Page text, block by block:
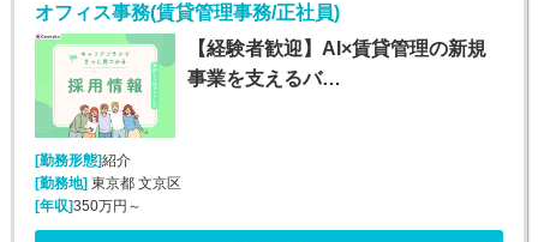
オフィス事務(賃貸管理事務/正社員)
【経験者歓迎】AI×賃貸管理の新規
事業を支えるバ…
[勤務形態]紹介
[勤務地] 東京都 文京区
[年収]350万円～